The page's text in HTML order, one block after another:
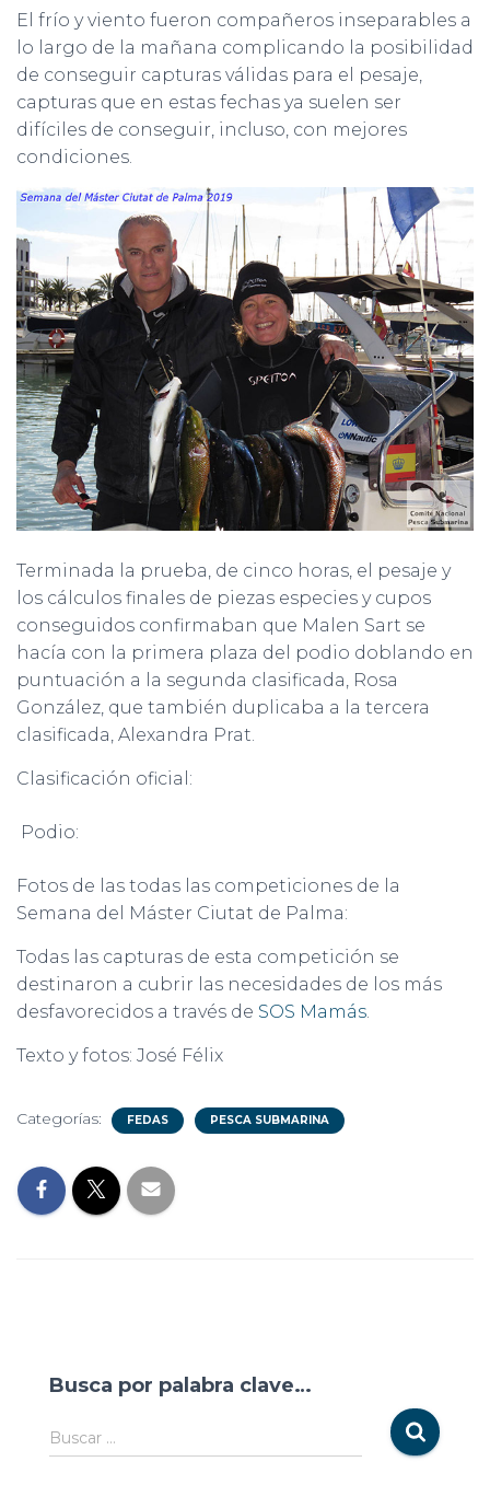
El frío y viento fueron compañeros inseparables a
lo largo de la mañana complicando la posibilidad
de conseguir capturas válidas para el pesaje,
capturas que en estas fechas ya suelen ser
difíciles de conseguir, incluso, con mejores
condiciones.
Terminada la prueba, de cinco horas, el pesaje y
los cálculos finales de piezas especies y cupos
conseguidos confirmaban que Malen Sart se
hacía con la primera plaza del podio doblando en
puntuación a la segunda clasificada, Rosa
González, que también duplicaba a la tercera
clasificada, Alexandra Prat.
Clasificación oficial:
Podio:
Fotos de las todas las competiciones de la
Semana del Máster Ciutat de Palma:
Todas las capturas de esta competición se
destinaron a cubrir las necesidades de los más
desfavorecidos a través de SOS Mamás
Texto y fotos: José Félix
Categorías: FEDAS PESCA SUBMARINA
Busca por palabra clave…
Buscar …